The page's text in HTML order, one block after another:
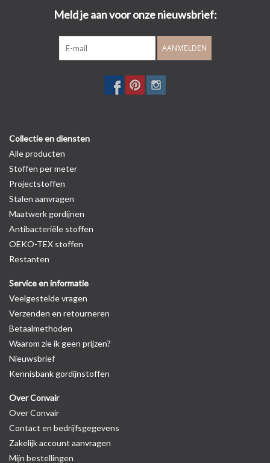
Meld je aan voor onze nieuwsbrief:
AANMELDEN
Collectie en diensten
Alle producten
Stoffen per meter
Projectstoffen
Stalen aanvragen
Maatwerk gordijnen
Antibacteriële stoffen
OEKO-TEX stoffen
Restanten
Service en informatie
Veelgestelde vragen
Verzenden en retourneren
Betaalmethoden
Waarom zie ik geen prijzen?
Nieuwsbrief
Kennisbank gordijnstoffen
Over Convair
Over Convair
Contact en bedrijfsgegevens
Zakelijk account aanvragen
Mijn bestellingen